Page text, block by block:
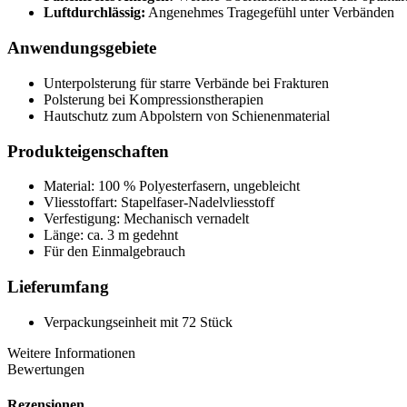
Luftdurchlässig: Angenehmes Tragegefühl unter Verbänden
Anwendungsgebiete
Unterpolsterung für starre Verbände bei Frakturen
Polsterung bei Kompressionstherapien
Hautschutz zum Abpolstern von Schienenmaterial
Produkteigenschaften
Material: 100 % Polyesterfasern, ungebleicht
Vliesstoffart: Stapelfaser-Nadelvliesstoff
Verfestigung: Mechanisch vernadelt
Länge: ca. 3 m gedehnt
Für den Einmalgebrauch
Lieferumfang
Verpackungseinheit mit 72 Stück
Weitere Informationen
Bewertungen